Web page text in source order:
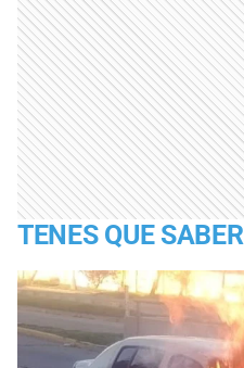
TENES QUE SABER